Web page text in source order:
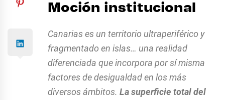
Moción institucional
Canarias es un territorio ultraperiférico y
fragmentado en islas… una realidad
diferenciada que incorpora por sí misma
factores de desigualdad en los más
diversos ámbitos. La superficie total del